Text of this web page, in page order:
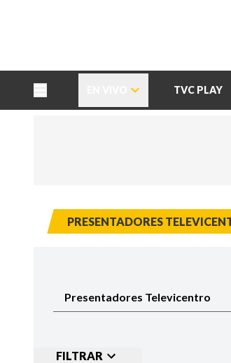
TVC PLAY
PRESENTADORES
FILTRAR